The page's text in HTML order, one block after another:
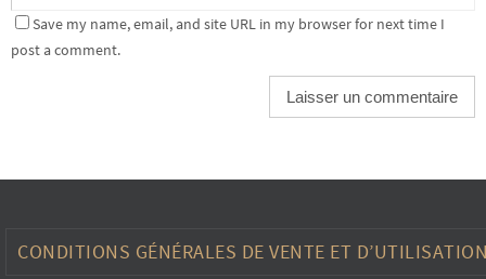
Save my name, email, and site URL in my browser for next time I
post a comment.
CONDITIONS GÉNÉRALES DE VENTE ET